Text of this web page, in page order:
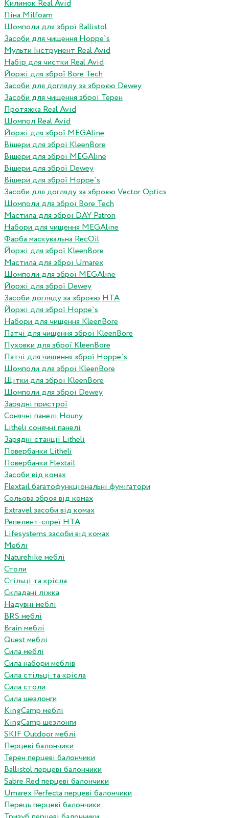
Килимок Real Avid
Піна Milfoam
Шомполи для зброї Ballistol
Засоби для чищення Hoppe`s
Мульти Інструмент Real Avid
Набір для чистки Real Avid
Йоржі для зброї Bore Tech
Засоби для догляду за зброєю Dewey
Засоби для чищення зброї Терен
Протяжка Real Avid
Шомпол Real Avid
Йоржі для зброї MEGAline
Вішери для зброї KleenBore
Вішери для зброї MEGAline
Вішери для зброї Dewey
Вішери для зброї Hoppe`s
Засоби для догляду за зброєю Vector Optics
Шомполи для зброї Bore Tech
Мастила для зброї DAY Patron
Набори для чищення MEGAline
Фарба маскувальна RecOil
Йоржі для зброї KleenBore
Мастила для зброї Umarex
Шомполи для зброї MEGAline
Йоржі для зброї Dewey
Засоби догляду за зброєю HTA
Йоржі для зброї Hoppe`s
Набори для чищення KleenBore
Патчі для чищення зброї KleenBore
Пуховки для зброї KleenBore
Патчі для чищення зброї Hoppe`s
Шомполи для зброї KleenBore
Щітки для зброї KleenBore
Шомполи для зброї Dewey
Зарядні пристрої
Сонячні панелі Houny
Litheli сонячні панелі
Зарядні станції Litheli
Повербанки Litheli
Повербанки Flextail
Засоби від комах
Flextail багатофункціональні фумігатори
Сольова зброя від комах
Extravel засоби від комах
Репелент-спреї HTA
Lifesystems засоби від комах
Меблі
Naturehike меблі
Столи
Стільці та крісла
Складані ліжка
Надувні меблі
BRS меблі
Brain меблі
Quest меблі
Сила меблі
Сила набори меблів
Сила стільці та крісла
Сила столи
Сила шезлонги
KingCamp меблі
KingCamp шезлонги
SKIF Outdoor меблі
Перцеві балончики
Терен перцеві балончики
Ballistol перцеві балончики
Sabre Red перцеві балончики
Umarex Perfecta перцеві балончики
Перець перцеві балончики